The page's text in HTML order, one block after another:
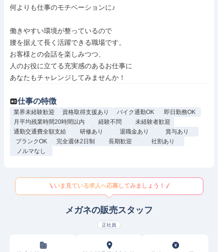
何よりも仕事のモチベーションに♪
働きやすい環境が整っているので
腰を据えて長く活躍できる職場です。
お客様との会話を楽しみつつ、
人のお役に立てる充実感のあるお仕事に
あなたもチャレンジしてみませんか！
仕事の特徴
業界未経験歓迎 資格取得支援あり バイク通勤OK
即日勤務OK
月平均残業時間20時間以内
経験不問
未経験者歓迎
通勤交通費全額支給
研修あり 退職金あり
賞与あり
ブランクOK
完全週休2日制 長期歓迎
社割あり
ノルマなし
いま見ている求人へ応募してみましょう！
メガネの販売スタッフ
正社員